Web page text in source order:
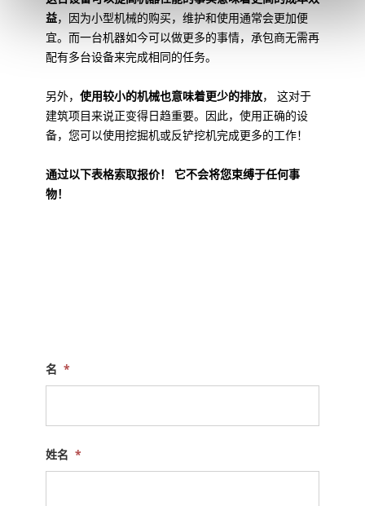
益，因为小型机械的购买，维护和使用通常会更加便
宜。而一台机器如今可以做更多的事情，承包商无需再
配有多台设备来完成相同的任务。
另外， 使用较小的机械也意味着更少的排放， 这对于
建筑项目来说正变得日趋重要。因此，使用正确的设
备，您可以使用挖掘机或反铲挖机完成更多的工作！
通过以下表格索取报价！ 它不会将您束缚于任何事
物！
名 *
姓名 *